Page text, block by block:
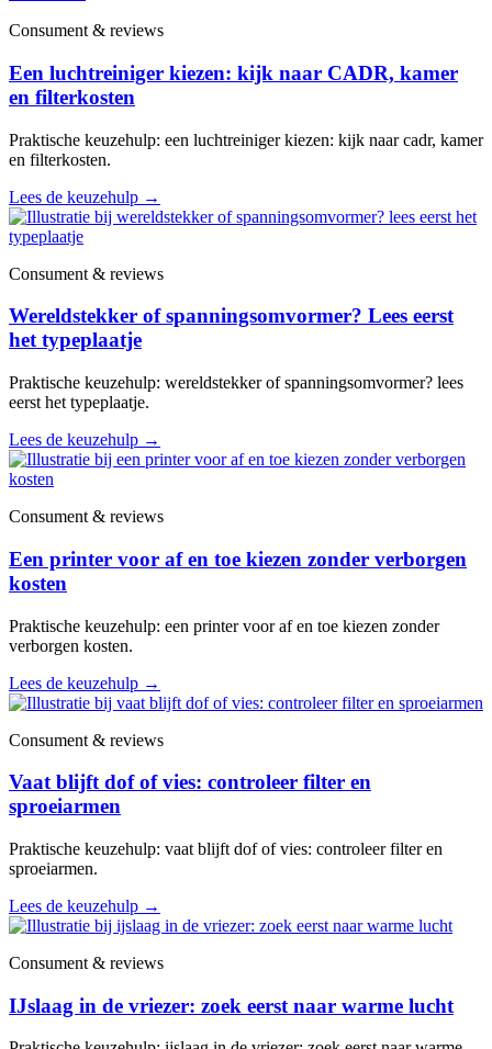
Consument & reviews
Een luchtreiniger kiezen: kijk naar CADR, kamer
en filterkosten
Praktische keuzehulp: een luchtreiniger kiezen: kijk naar cadr, kamer
en filterkosten.
Lees de keuzehulp →
Consument & reviews
Wereldstekker of spanningsomvormer? Lees eerst
het typeplaatje
Praktische keuzehulp: wereldstekker of spanningsomvormer? lees
eerst het typeplaatje.
Lees de keuzehulp →
Consument & reviews
Een printer voor af en toe kiezen zonder verborgen
kosten
Praktische keuzehulp: een printer voor af en toe kiezen zonder
verborgen kosten.
Lees de keuzehulp →
Consument & reviews
Vaat blijft dof of vies: controleer filter en
sproeiarmen
Praktische keuzehulp: vaat blijft dof of vies: controleer filter en
sproeiarmen.
Lees de keuzehulp →
Consument & reviews
IJslaag in de vriezer: zoek eerst naar warme lucht